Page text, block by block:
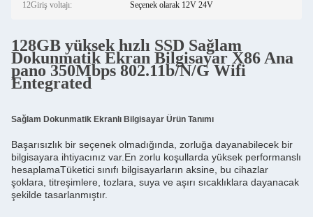
12Giriş voltajı: Seçenek olarak 12V 24V
128GB yüksek hızlı SSD Sağlam
Dokunmatik Ekran Bilgisayar X86 Ana
pano 350Mbps 802.11b/N/G Wifi
Entegrated
Sağlam Dokunmatik Ekranlı Bilgisayar Ürün Tanımı
Başarısızlık bir seçenek olmadığında, zorluğa dayanabilecek bir
bilgisayara ihtiyacınız var.En zorlu koşullarda yüksek performanslı
hesaplamaTüketici sınıfı bilgisayarların aksine, bu cihazlar
şoklara, titreşimlere, tozlara, suya ve aşırı sıcaklıklara dayanacak
şekilde tasarlanmıştır.